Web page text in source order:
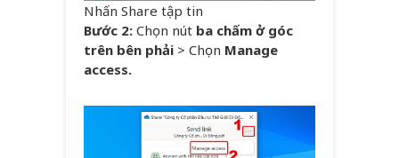
Nhấn Share tập tin
Bước 2: Chọn nút ba chấm ở góc
trên bên phải > Chọn Manage
access.